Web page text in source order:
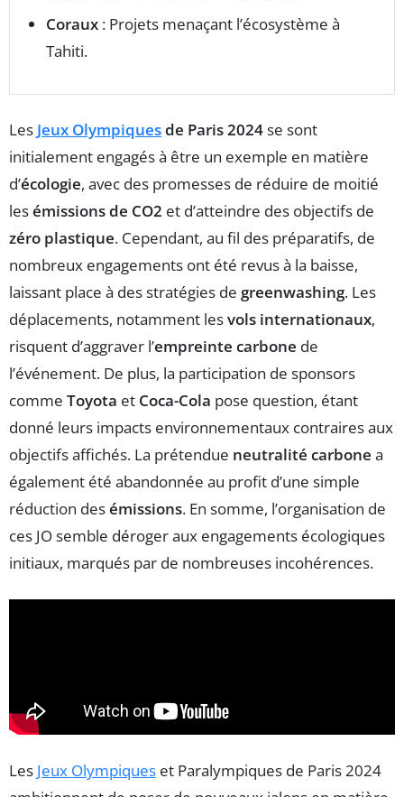
Coraux : Projets menaçant l’écosystème à
Tahiti.
Les Jeux Olympiquesde Paris 2024se sont
initialement engagés à être un exemple en matière
d’écologie, avec des promesses de réduire de moitié
lesémissions de CO2 et d’atteindre des objectifs de
zéro plastique. Cependant, au fil des préparatifs, de
nombreux engagements ont été revus à la baisse,
laissant place à des stratégies de greenwashing. Les
déplacements, notamment lesvols internationaux,
risquent d’aggraver l’empreinte carbone de
l’événement. De plus, la participation de sponsors
comme Toyota et Coca-Cola pose question, étant
donné leurs impacts environnementaux contraires aux
objectifs affichés. La prétendue neutralité carbone a
également été abandonnée au profit d’une simple
réduction desémissions. En somme, l’organisation de
ces JO semble déroger aux engagements écologiques
initiaux, marqués par de nombreuses incohérences.
Les Jeux Olympiques et Paralympiques de Paris 2024